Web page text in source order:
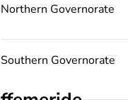
Northern Governorate
Southern Governorate